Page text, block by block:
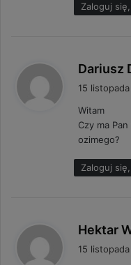
Zaloguj
Dariusz
15
Witam
Czy ma
ozimego?
Zaloguj
Hektar
15